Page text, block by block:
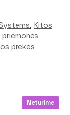
, Kitos
prekės
Neturime